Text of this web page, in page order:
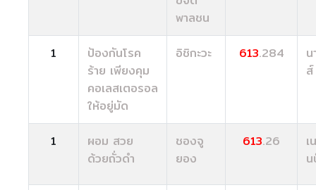
พาลชน
1
ป้องกันโรค
ร้าย เพียงคุม
คอเลสเตอรอล
ให้อยู่มัด
อิชิกะวะ 613.284
ส์
1
ผอม สวย
ด้วยถั่วดำ
ชองจู
ยอง
613.26
เ